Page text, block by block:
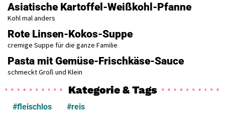
Asiatische Kartoffel-Weißkohl-Pfanne
Kohl mal anders
Rote Linsen-Kokos-Suppe
cremige Suppe für die ganze Familie
Pasta mit Gemüse-Frischkäse-Sauce
schmeckt Groß und Klein
Kategorie & Tags
#fleischlos #reis